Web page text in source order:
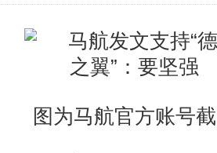
图为马航官方账号